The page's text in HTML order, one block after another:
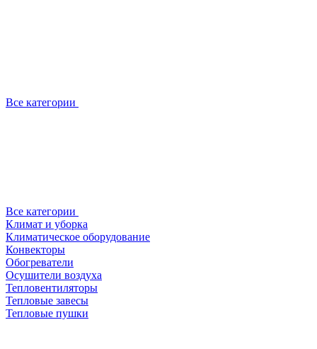
Все категории
Все категории
Климат и уборка
Климатическое оборудование
Конвекторы
Обогреватели
Осушители воздуха
Тепловентиляторы
Тепловые завесы
Тепловые пушки